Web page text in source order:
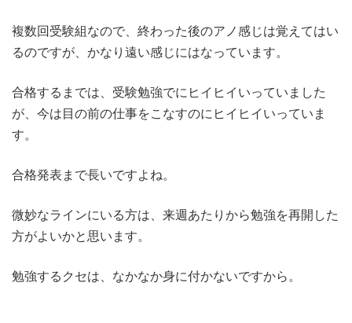
複数回受験組なので、終わった後のアノ感じは覚えてはい
るのですが、かなり遠い感じにはなっています。
合格するまでは、受験勉強でにヒイヒイいっていました
が、今は目の前の仕事をこなすのにヒイヒイいっていま
す。
合格発表まで長いですよね。
微妙なラインにいる方は、来週あたりから勉強を再開した
方がよいかと思います。
勉強するクセは、なかなか身に付かないですから。